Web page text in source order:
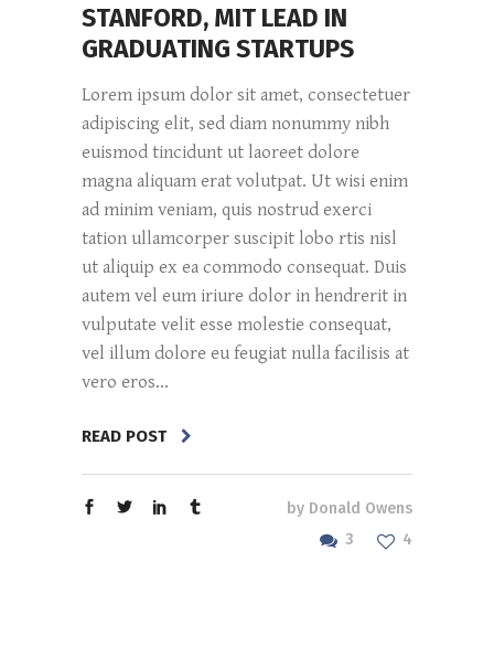
STANFORD, MIT LEAD IN
GRADUATING STARTUPS
Lorem ipsum dolor sit amet, consectetuer
adipiscing elit, sed diam nonummy nibh
euismod tincidunt ut laoreet dolore
magna aliquam erat volutpat. Ut wisi enim
ad minim veniam, quis nostrud exerci
tation ullamcorper suscipit lobo rtis nisl
ut aliquip ex ea commodo consequat. Duis
autem vel eum iriure dolor in hendrerit in
vulputate velit esse molestie consequat,
vel illum dolore eu feugiat nulla facilisis at
vero eros...
READ POST
by Donald Owens
3
4